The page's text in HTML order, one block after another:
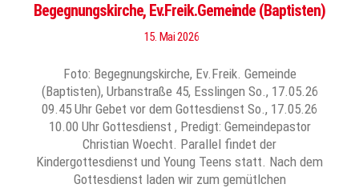
Begegnungskirche, Ev.Freik.Gemeinde (Baptisten)
15. Mai 2026
Foto: Begegnungskirche, Ev.Freik. Gemeinde
(Baptisten), Urbanstraße 45, Esslingen So., 17.05.26
09.45 Uhr Gebet vor dem Gottesdienst So., 17.05.26
10.00 Uhr Gottesdienst , Predigt: Gemeindepastor
Christian Woecht. Parallel findet der
Kindergottesdienst und Young Teens statt. Nach dem
Gottesdienst laden wir zum gemütlchen